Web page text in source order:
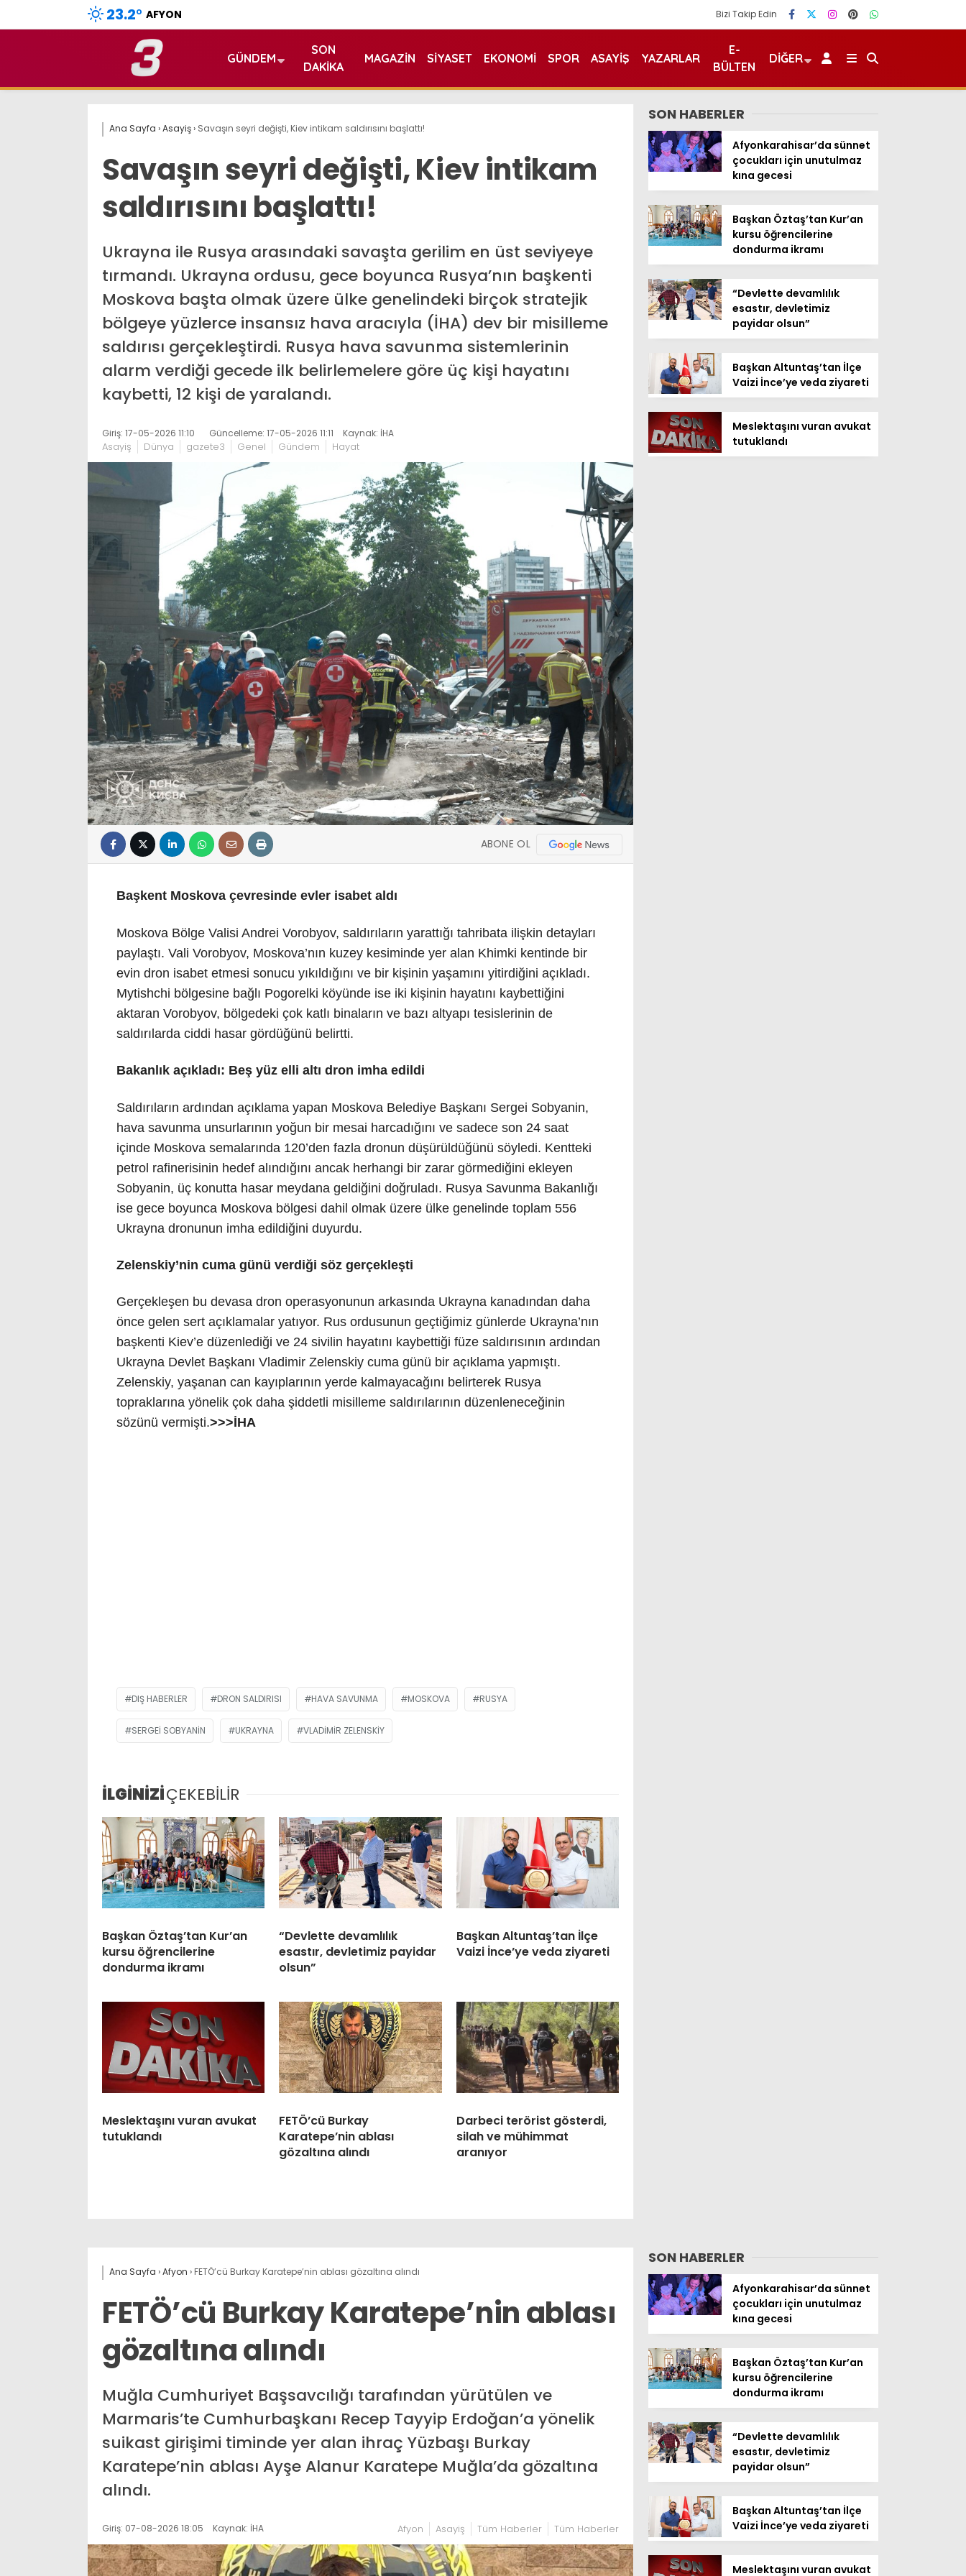
23.2° AFYON Bizi Takip Edin
GÜNDEM
SON
DAKIKA
MAGAZIN SIYASET EKONOMI SPOR ASAYIŞ YAZARLAR
E-
BÜLTEN
DIĞER
Ana Sayfa ›Asayiş› Savaşın seyri değişti, Kiev intikam saldırısını başlattı!
Savaşın seyri değişti, Kiev intikam
saldırısını başlattı!
Ukrayna ile Rusya arasındaki savaşta gerilim en üst seviyeye
tırmandı. Ukrayna ordusu, gece boyunca Rusya’nın başkenti
Moskova başta olmak üzere ülke genelindeki birçok stratejik
bölgeye yüzlerce insansız hava aracıyla (İHA) dev bir misilleme
saldırısı gerçekleştirdi. Rusya hava savunma sistemlerinin
alarm verdiği gecede ilk belirlemelere göre üç kişi hayatını
kaybetti, 12 kişi de yaralandı.
Giriş: 17-05-2026 11:10 Güncelleme: 17-05-2026 11:11 Kaynak: İHA
Asayiş Dünya gazete3 Genel Gündem Hayat
ABONE OL
Başkent Moskova çevresinde evler isabet aldı
Moskova Bölge Valisi Andrei Vorobyov, saldırıların yarattığı tahribata ilişkin detayları
paylaştı. Vali Vorobyov, Moskova’nın kuzey kesiminde yer alan Khimki kentinde bir
evin dron isabet etmesi sonucu yıkıldığını ve bir kişinin yaşamını yitirdiğini açıkladı.
Mytishchi bölgesine bağlı Pogorelki köyünde ise iki kişinin hayatını kaybettiğini
aktaran Vorobyov, bölgedeki çok katlı binaların ve bazı altyapı tesislerinin de
saldırılarda ciddi hasar gördüğünü belirtti.
Bakanlık açıkladı: Beş yüz elli altı dron imha edildi
Saldırıların ardından açıklama yapan Moskova Belediye Başkanı Sergei Sobyanin,
hava savunma unsurlarının yoğun bir mesai harcadığını ve sadece son 24 saat
içinde Moskova semalarında 120’den fazla dronun düşürüldüğünü söyledi. Kentteki
petrol rafinerisinin hedef alındığını ancak herhangi bir zarar görmediğini ekleyen
Sobyanin, üç konutta hasar meydana geldiğini doğruladı. Rusya Savunma Bakanlığı
ise gece boyunca Moskova bölgesi dahil olmak üzere ülke genelinde toplam 556
Ukrayna dronunun imha edildiğini duyurdu.
Zelenskiy’nin cuma günü verdiği söz gerçekleşti
Gerçekleşen bu devasa dron operasyonunun arkasında Ukrayna kanadından daha
önce gelen sert açıklamalar yatıyor. Rus ordusunun geçtiğimiz günlerde Ukrayna’nın
başkenti Kiev’e düzenlediği ve 24 sivilin hayatını kaybettiği füze saldırısının ardından
Ukrayna Devlet Başkanı Vladimir Zelenskiy cuma günü bir açıklama yapmıştı.
Zelenskiy, yaşanan can kayıplarının yerde kalmayacağını belirterek Rusya
topraklarına yönelik çok daha şiddetli misilleme saldırılarının düzenleneceğinin
sözünü vermişti.>>>İHA
DIŞ HABERLER DRON SALDIRISI HAVA SAVUNMA MOSKOVA RUSYA
SERGEI SOBYANIN UKRAYNA VLADIMIR ZELENSKIY
İLGİNİZİÇEKEBİLİR
Başkan Öztaş’tan Kur’an
kursu öğrencilerine
dondurma ikramı
“Devlette devamlılık
esastır, devletimiz payidar
olsun”
Başkan Altuntaş’tan İlçe
Vaizi İnce’ye veda ziyareti
Meslektaşını vuran avukat
tutuklandı
FETÖ’cü Burkay
Karatepe’nin ablası
gözaltına alındı
Darbeci terörist gösterdi,
silah ve mühimmat
aranıyor
SON HABERLER
Afyonkarahisar’da sünnet
çocukları için unutulmaz
kına gecesi
Başkan Öztaş’tan Kur’an
kursu öğrencilerine
dondurma ikramı
“Devlette devamlılık
esastır, devletimiz
payidar olsun”
Başkan Altuntaş’tan İlçe
Vaizi İnce’ye veda ziyareti
Meslektaşını vuran avukat
tutuklandı
Ana Sayfa ›Afyon › FETÖ’cü Burkay Karatepe’nin ablası gözaltına alındı
FETÖ’cü Burkay Karatepe’nin ablası
gözaltına alındı
Muğla Cumhuriyet Başsavcılığı tarafından yürütülen ve
Marmaris’te Cumhurbaşkanı Recep Tayyip Erdoğan’a yönelik
suikast girişimi timinde yer alan ihraç Yüzbaşı Burkay
Karatepe’nin ablası Ayşe Alanur Karatepe Muğla’da gözaltına
alındı.
Giriş: 07-08-2026 18:05 Kaynak: İHA Afyon Asayiş Tüm Haberler Tüm Haberler
SON HABERLER
Afyonkarahisar’da sünnet
çocukları için unutulmaz
kına gecesi
Başkan Öztaş’tan Kur’an
kursu öğrencilerine
dondurma ikramı
“Devlette devamlılık
esastır, devletimiz
payidar olsun”
Başkan Altuntaş’tan İlçe
Vaizi İnce’ye veda ziyareti
Meslektaşını vuran avukat